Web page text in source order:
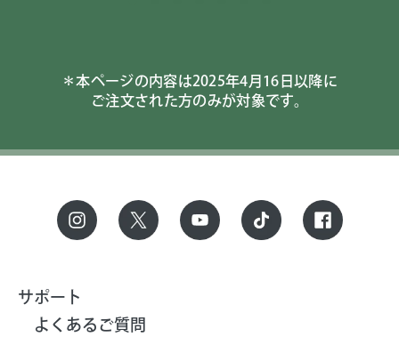
＊本ページの内容は2025年4月16日以降に
ご注文された方のみが対象です。
サポート
よくあるご質問